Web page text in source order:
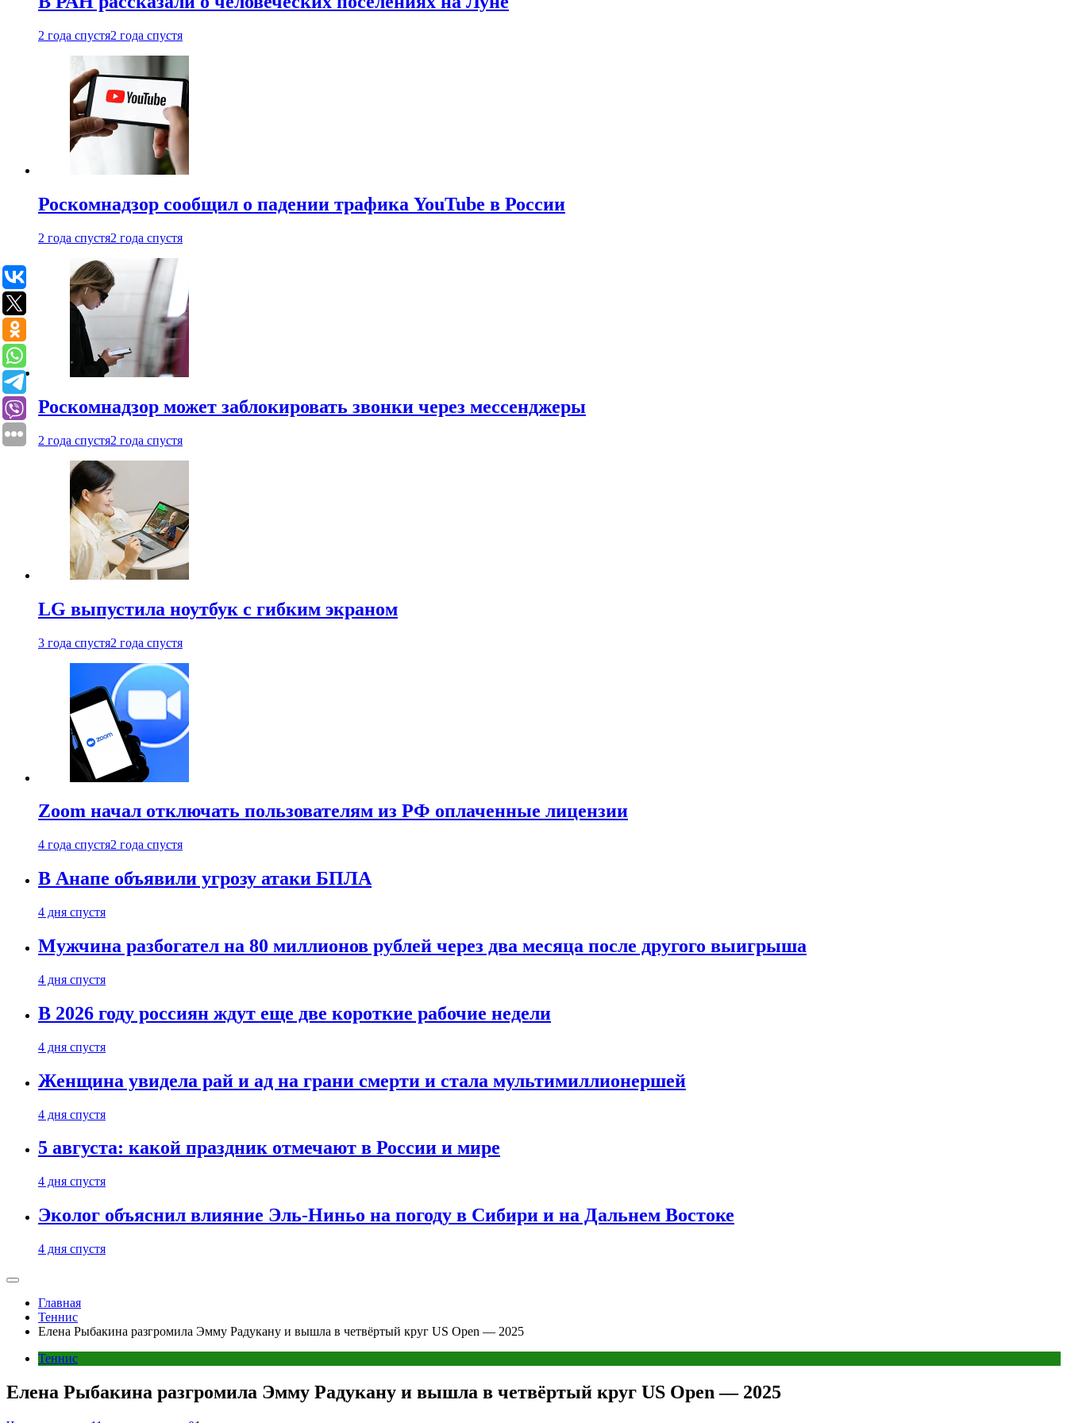
2 года спустя2 года спустя
Роскомнадзор сообщил о падении трафика YouTube в России
2 года спустя2 года спустя
Роскомнадзор может заблокировать звонки через мессенджеры
2 года спустя2 года спустя
LG выпустила ноутбук с гибким экраном
3 года спустя2 года спустя
Zoom начал отключать пользователям из РФ оплаченные лицензии
4 года спустя2 года спустя
В Анапе объявили угрозу атаки БПЛА
4 дня спустя
Мужчина разбогател на 80 миллионов рублей через два месяца после другого выигрыша
4 дня спустя
В 2026 году россиян ждут еще две короткие рабочие недели
4 дня спустя
Женщина увидела рай и ад на грани смерти и стала мультимиллионершей
4 дня спустя
5 августа: какой праздник отмечают в России и мире
4 дня спустя
Эколог объяснил влияние Эль-Ниньо на погоду в Сибири и на Дальнем Востоке
4 дня спустя
Главная
Теннис
Елена Рыбакина разгромила Эмму Радукану и вышла в четвёртый круг US Open — 2025
Теннис
Елена Рыбакина разгромила Эмму Радукану и вышла в четвёртый круг US Open — 2025